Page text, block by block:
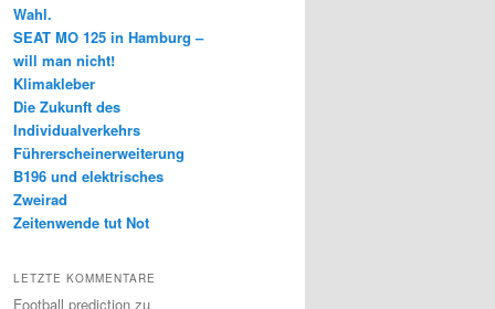
Wahl.
SEAT MO 125 in Hamburg –
will man nicht!
Klimakleber
Die Zukunft des
Individualverkehrs
Führerscheinerweiterung
B196 und elektrisches
Zweirad
Zeitenwende tut Not
LETZTE KOMMENTARE
Football prediction zu